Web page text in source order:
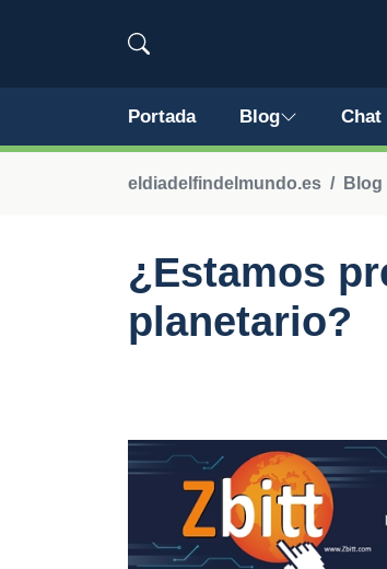
Portada Blog Chat
eldiadelfindelmundo.es Blog
¿Estamos
planetario?